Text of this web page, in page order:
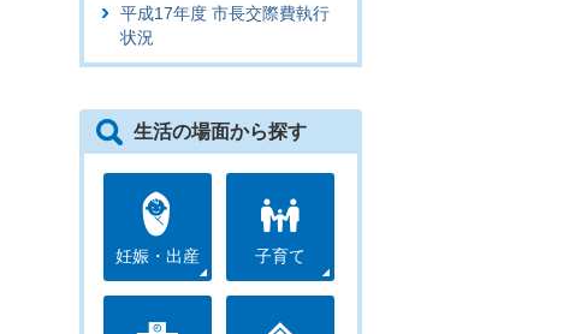
平成17年度 市長交際費執行
状況
生活の場面から探す
妊娠・出産 子育て